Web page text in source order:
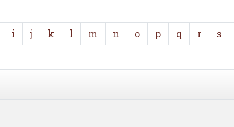
i j k l m n o p q r s